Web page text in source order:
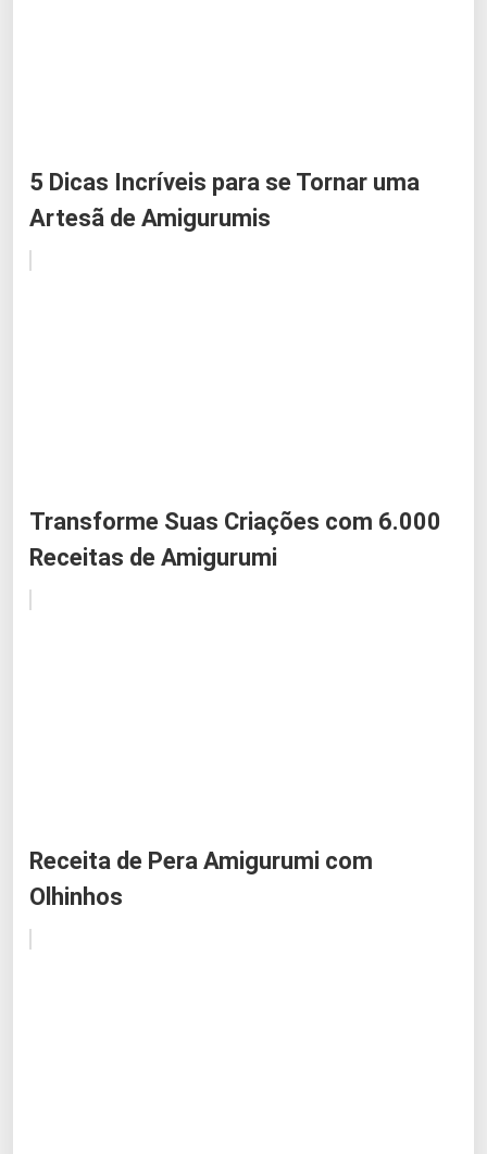
5 Dicas Incríveis para se Tornar uma
Artesã de Amigurumis
Transforme Suas Criações com 6.000
Receitas de Amigurumi
Receita de Pera Amigurumi com
Olhinhos